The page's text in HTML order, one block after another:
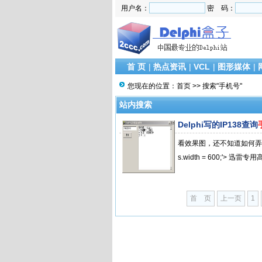
用户名： 密 码：
首 页 | 热点资讯 | VCL | 图形媒体 |
您现在的位置： 首页 >> 搜索"手机号"
站内搜索
Delphi写的IP138查询
看效果图，还不知道如何
s.width = 600;'> 迅雷专用
首 页 上一页 1